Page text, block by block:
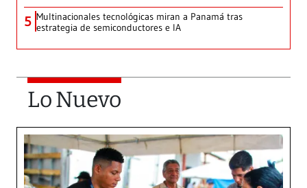
5 Multinacionales tecnológicas miran a Panamá tras
estrategia de semiconductores e IA
Lo Nuevo